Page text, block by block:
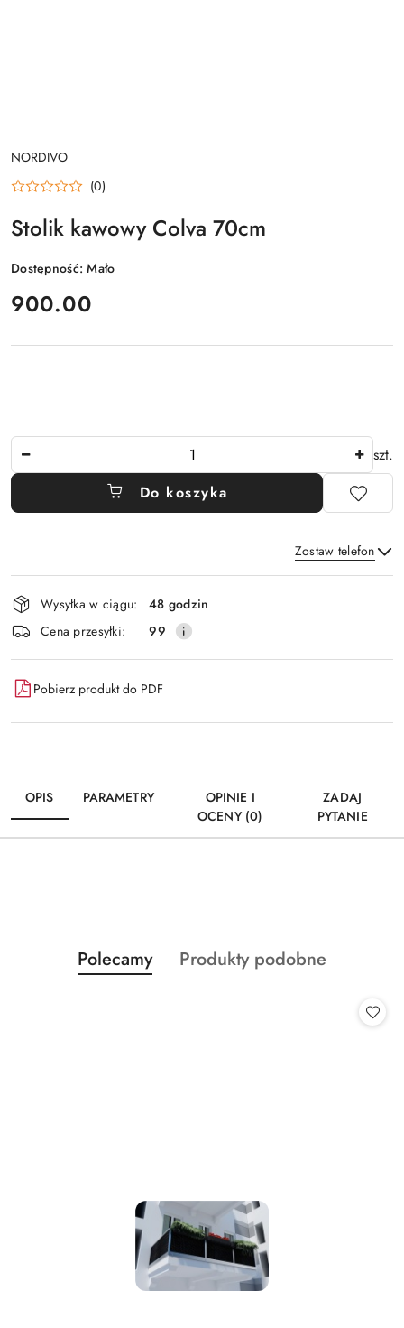
NAZWA
PRODUCENTA:
NORDIVO
(0)
Stolik kawowy Colva 70cm
Dostępność:Mało
cena:
900.00
szt.
Do koszyka
Zostaw telefon
Wyślij
Dostępność
i
dostawa
Wysyłka w ciągu:
48 godzin
Cena przesyłki:
99
Pobierz produkt do PDF
OPIS PARAMETRY
OPINIE I
OCENY (0)
ZADAJ
PYTANIE
Pomiń karuzelę produktów
Produkty
o
Polecamy
Produkty
Produkty podobne